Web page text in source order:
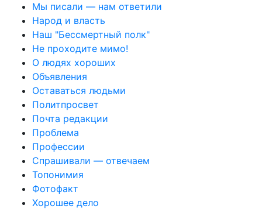
Мы писали — нам ответили
Народ и власть
Наш "Бессмертный полк"
Не проходите мимо!
О людях хороших
Объявления
Оставаться людьми
Политпросвет
Почта редакции
Проблема
Профессии
Спрашивали — отвечаем
Топонимия
Фотофакт
Хорошее дело